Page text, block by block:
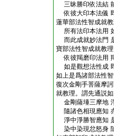
三昧勝印依法結
依彼大印本法儀
蓮華部法性智成就
所有法印本法用
而此成就妙法門
寶部法性智成就教理
依彼羯磨印法用
如是觀想法性成
如上是爲諸部法性
復次金剛手菩薩摩
就教理。謂先通説
金剛薩埵三摩地
隨諸色相現應知
淨中淨勝智應知
染中染現忿怒身